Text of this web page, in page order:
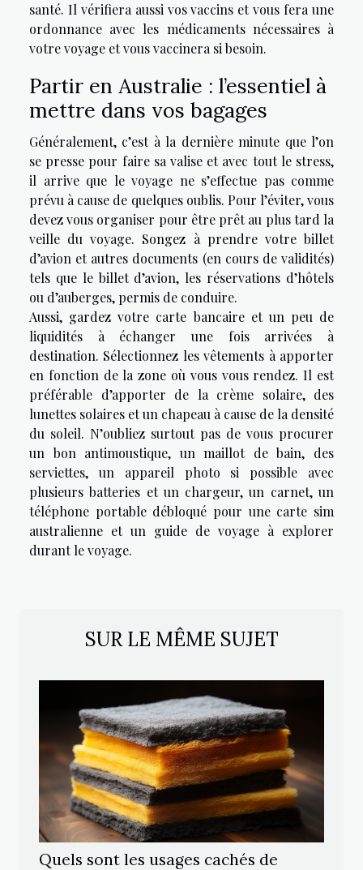
santé. Il vérifiera aussi vos vaccins et vous fera une
ordonnance avec les médicaments nécessaires à
votre voyage et vous vaccinera si besoin.
Partir en Australie : l’essentiel à
mettre dans vos bagages
Généralement, c’est à la dernière minute que l’on
se presse pour faire sa valise et avec tout le stress,
il arrive que le voyage ne s’effectue pas comme
prévu à cause de quelques oublis. Pour l’éviter, vous
devez vous organiser pour être prêt au plus tard la
veille du voyage. Songez à prendre votre billet
d’avion et autres documents (en cours de validités)
tels que le billet d’avion, les réservations d’hôtels
ou d’auberges, permis de conduire.
Aussi, gardez votre carte bancaire et un peu de
liquidités à échanger une fois arrivées à
destination. Sélectionnez les vêtements à apporter
en fonction de la zone où vous vous rendez. Il est
préférable d’apporter de la crème solaire, des
lunettes solaires et un chapeau à cause de la densité
du soleil. N’oubliez surtout pas de vous procurer
un bon antimoustique, un maillot de bain, des
serviettes, un appareil photo si possible avec
plusieurs batteries et un chargeur, un carnet, un
téléphone portable débloqué pour une carte sim
australienne et un guide de voyage à explorer
durant le voyage.
SUR LE MÊME SUJET
Quels sont les usages cachés de